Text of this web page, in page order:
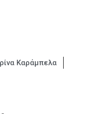
Καράμπελα